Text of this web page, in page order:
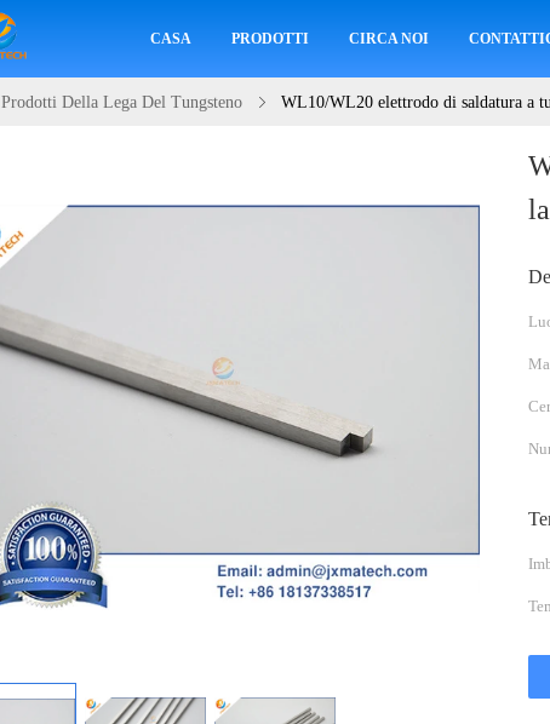
CASA PRODOTTI CIRCA NOI
Prodotti Della Lega Del Tungsteno WL10/WL20 elettrodo di saldatura a